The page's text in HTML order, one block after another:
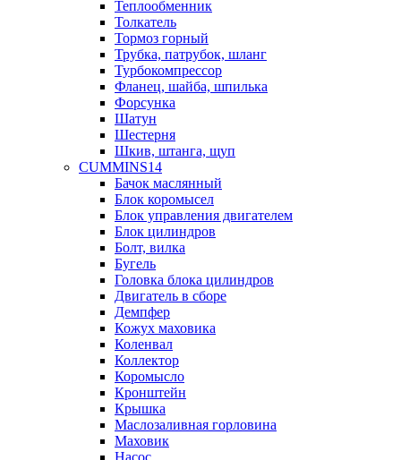
Теплообменник
Толкатель
Тормоз горный
Трубка, патрубок, шланг
Турбокомпрессор
Фланец, шайба, шпилька
Форсунка
Шатун
Шестерня
Шкив, штанга, щуп
CUMMINS14
Бачок маслянный
Блок коромысел
Блок управления двигателем
Блок цилиндров
Болт, вилка
Бугель
Головка блока цилиндров
Двигатель в сборе
Демпфер
Кожух маховика
Коленвал
Коллектор
Коромысло
Кронштейн
Крышка
Маслозаливная горловина
Маховик
Насос